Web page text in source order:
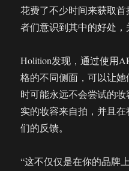
花费了不少时间来获取
者们意识到其中的好处
Holition发现，通过使用
格的不同侧面，可以让
时可能永远不会尝试的
实的妆容来自拍，并且
们的反馈。
“这不仅仅是在你的品牌